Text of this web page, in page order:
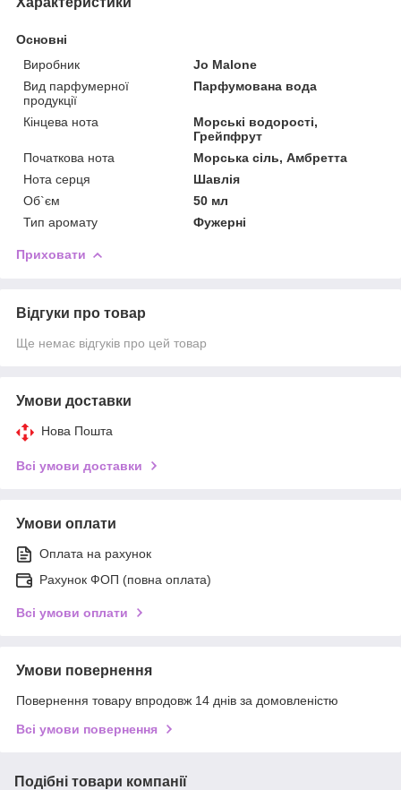
Основні
Виробник
Jo Malone
Вид парфумерної
продукції
Парфумована вода
Кінцева нота
Морські водорості,
Грейпфрут
Початкова нота
Морська сіль, Амбретта
Нота серця
Шавлія
Об`єм
50 мл
Тип аромату
Фужерні
Приховати
Відгуки про товар
Ще немає відгуків про цей товар
Умови доставки
Нова Пошта
Всі умови доставки
Умови оплати
Оплата на рахунок
Рахунок ФОП (повна оплата)
Всі умови оплати
Умови повернення
Повернення товару впродовж 14 днів за домовленістю
Всі умови повернення
Подібні товари компанії